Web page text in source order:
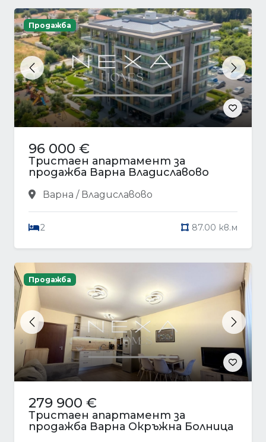
Previous Next
Продажба
96 000 €
Тристаен апартамент за
продажба Варна Владиславово
Варна / Владиславово
2 87.00 кв.м
Previous Next
Продажба
279 900 €
Тристаен апартамент за
продажба Варна Окръжна Болница